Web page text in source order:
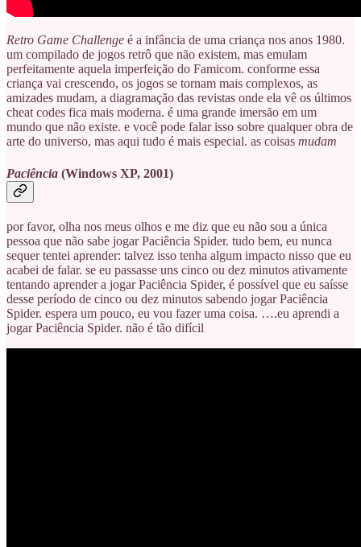
Retro Game Challenge é a infância de uma criança nos anos 1980.
um compilado de jogos retrô que não existem, mas emulam
perfeitamente aquela imperfeição do Famicom. conforme essa
criança vai crescendo, os jogos se tornam mais complexos, as
amizades mudam, a diagramação das revistas onde ela vê os últimos
cheat codes fica mais moderna. é uma grande imersão em um
mundo que não existe. e você pode falar isso sobre qualquer obra de
arte do universo, mas aqui tudo é mais especial. as coisas mudam
Paciência (Windows XP, 2001)
por favor, olha nos meus olhos e me diz que eu não sou a única
pessoa que não sabe jogar Paciência Spider. tudo bem, eu nunca
sequer tentei aprender: talvez isso tenha algum impacto nisso que eu
acabei de falar. se eu passasse uns cinco ou dez minutos ativamente
tentando aprender a jogar Paciência Spider, é possível que eu saísse
desse período de cinco ou dez minutos sabendo jogar Paciência
Spider. espera um pouco, eu vou fazer uma coisa. ….eu aprendi a
jogar Paciência Spider. não é tão difícil